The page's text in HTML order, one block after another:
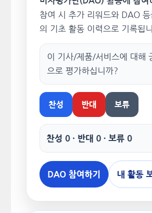
참여 시 추가 리워드와 DAO
의 기초 활동 이력으로 기록됩
이 기사/제품/서비스에 대해
으로 평가하십니까?
찬성 반대 보류
찬성 0 · 반대 0 · 보류 0
DAO 참여하기 내 활동